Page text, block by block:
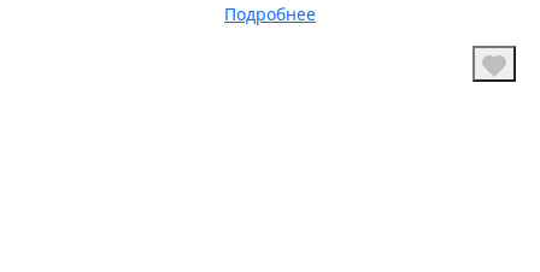
Подробнее